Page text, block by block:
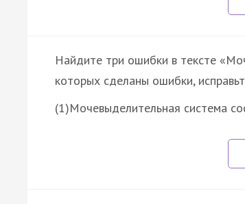
Найдите три ошибки в тексте
которых сделаны ошибки,
(1)Мочевыделительная система